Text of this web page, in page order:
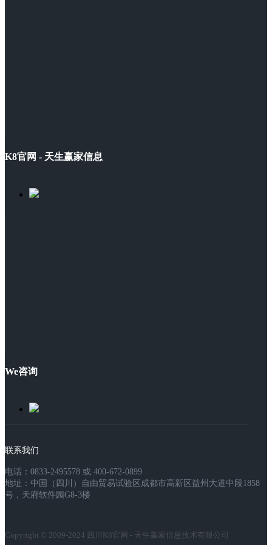
K8官网 - 天生赢家信息
We咨询
联系我们
电话：0833-2495578 或 400-672-0899
地址：中国（四川）自由贸易试验区成都市高新区益州大道中段1858
号，天府软件园G8-3楼
Copyright © 2009-2024 四川K8官网 - 天生赢家信息技术有限公司